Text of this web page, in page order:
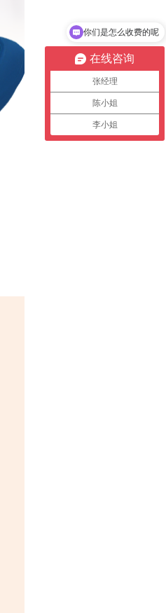
在线咨询
张经理
陈小姐
李小姐